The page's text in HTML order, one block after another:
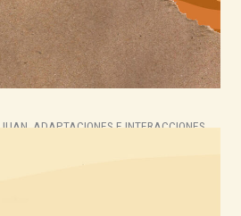
ADAPTACIONES E INTERACCIONES.